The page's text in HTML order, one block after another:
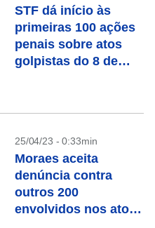
STF dá início às
primeiras 100 ações
penais sobre atos
golpistas do 8 de
25/04/23 - 0:33min
Moraes aceita
denúncia contra
outros 200
envolvidos nos atos